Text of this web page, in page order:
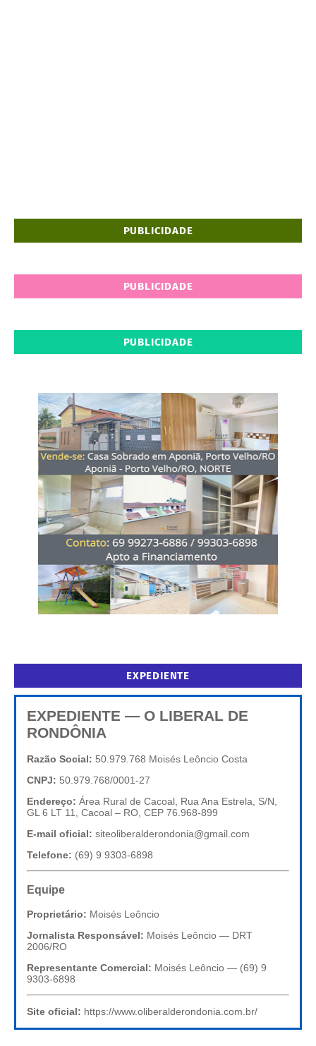
PUBLICIDADE
PUBLICIDADE
PUBLICIDADE
EXPEDIENTE
EXPEDIENTE — O LIBERAL DE
RONDÔNIA
Razão Social: 50.979.768 Moisés Leôncio Costa
CNPJ: 50.979.768/0001-27
Endereço: Área Rural de Cacoal, Rua Ana Estrela, S/N,
GL 6 LT 11, Cacoal – RO, CEP 76.968-899
E-mail oficial: siteoliberalderondonia@gmail.com
Telefone: (69) 9 9303-6898
Equipe
Proprietário: Moisés Leôncio
Jornalista Responsável: Moisés Leôncio — DRT
2006/RO
Representante Comercial: Moisés Leôncio — (69) 9
9303-6898
Site oficial: https://www.oliberalderondonia.com.br/